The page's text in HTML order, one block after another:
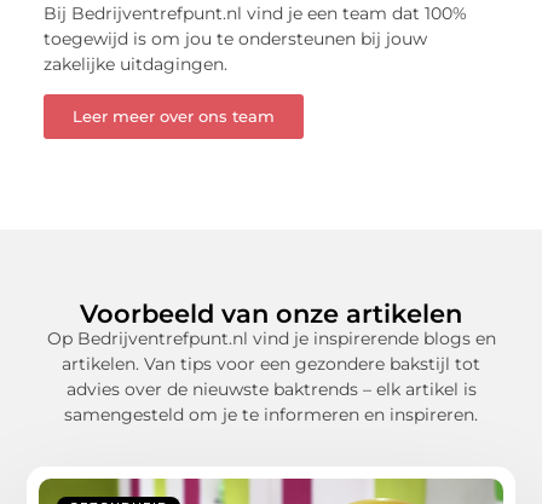
Bij Bedrijventrefpunt.nl vind je een team dat 100%
toegewijd is om jou te ondersteunen bij jouw
zakelijke uitdagingen.
Leer meer over ons team
Voorbeeld van onze artikelen
Op Bedrijventrefpunt.nl vind je inspirerende blogs en
artikelen. Van tips voor een gezondere bakstijl tot
advies over de nieuwste baktrends – elk artikel is
samengesteld om je te informeren en inspireren.